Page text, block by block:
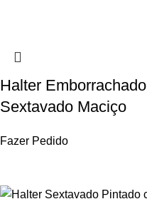
Halter Emborrachado
Sextavado Maciço
Fazer Pedido